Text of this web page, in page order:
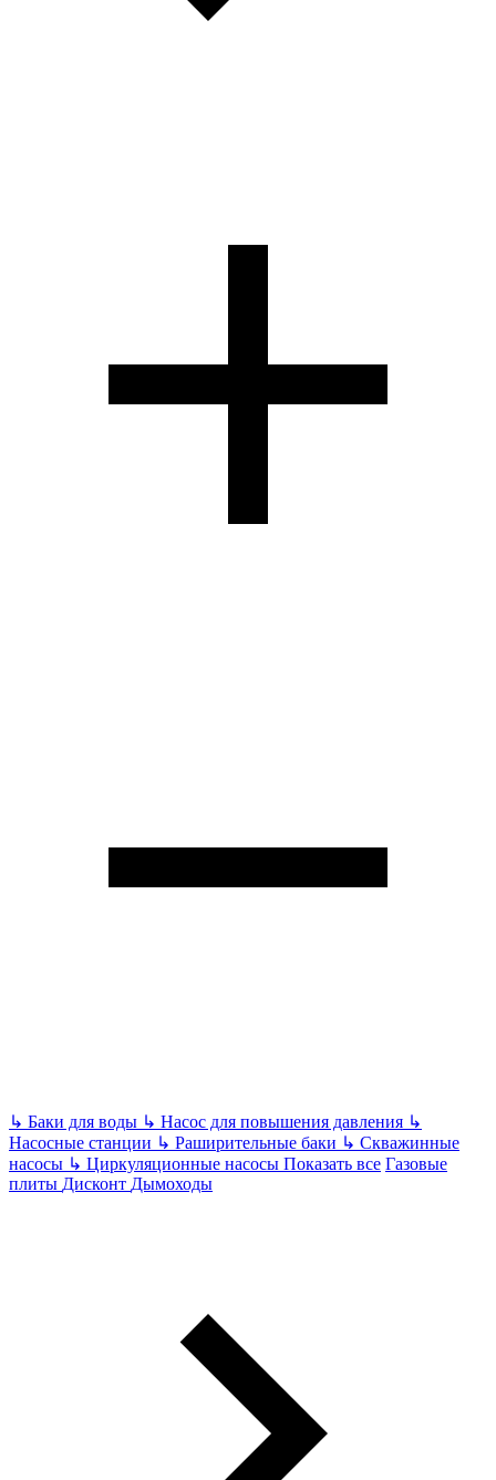
↳ Баки для воды ↳ Насос для повышения давления ↳
Насосные станции ↳ Раширительные баки ↳ Скважинные
насосы ↳ Циркуляционные насосы Показать все Газовые
плиты Дисконт Дымоходы